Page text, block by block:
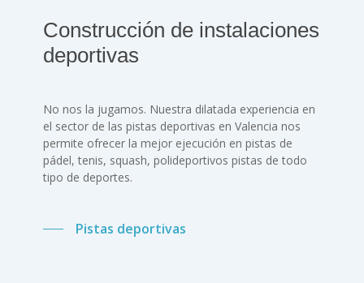
Construcción de instalaciones
deportivas
No nos la jugamos. Nuestra dilatada experiencia en
el sector de las pistas deportivas en Valencia nos
permite ofrecer la mejor ejecución en pistas de
pádel, tenis, squash, polideportivos pistas de todo
tipo de deportes.
Pistas deportivas